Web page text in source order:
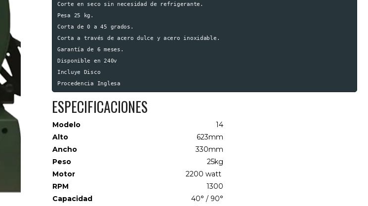
Corte en seco sin necesidad de refrigerante.
Pesa 25 kg.
Corta de 0 a 45 grados.
Corta a través de acero dulce y acero inoxidable.
Garantía de 6 meses.
Disponible en 240v
Incluye Disco
ESPECIFICACIONES
Modelo
14
Alto
623mm
Ancho
330mm
Peso
25kg
Motor
2200 watt
RPM
1300
Capacidad
40° / 90°